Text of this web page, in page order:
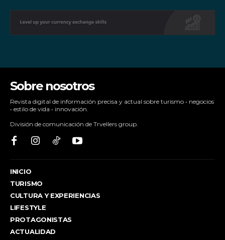
Sobre nosotros
Revista digital de información precisa y actual sobre turismo • negocios
• estilo de vida • innovación.
División de comunicación de Trvellers group.
INICIO
TURISMO
CULTURA Y EXPERIENCIAS
LIFESTYLE
PROTAGONISTAS
ACTUALIDAD